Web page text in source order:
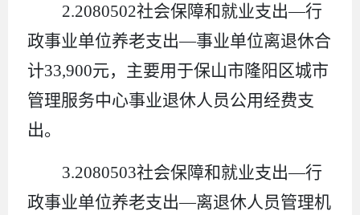
2.2080502社会保障和就业支出—行
政事业单位养老支出—事业单位离退休合
计33,900元， 主要用于保山市隆阳区城市
管理服务中心事业退休人员公用经费支
出。
3.2080503社会保障和就业支出—行
政事业单位养老支出—离退休人员管理机